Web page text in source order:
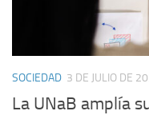
SOCIEDAD 3 DE JULIO DE
La UNaB amplía